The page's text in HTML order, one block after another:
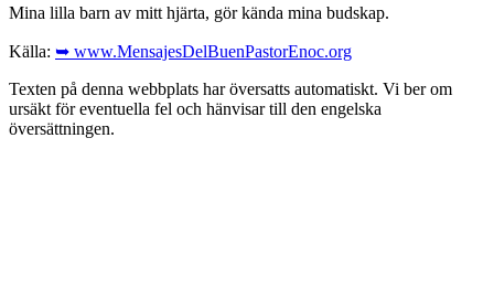
Mina lilla barn av mitt hjärta, gör kända mina budskap.
Källa: ➥ www.MensajesDelBuenPastorEnoc.org
Texten på denna webbplats har översatts automatiskt. Vi ber om
ursäkt för eventuella fel och hänvisar till den engelska
översättningen.